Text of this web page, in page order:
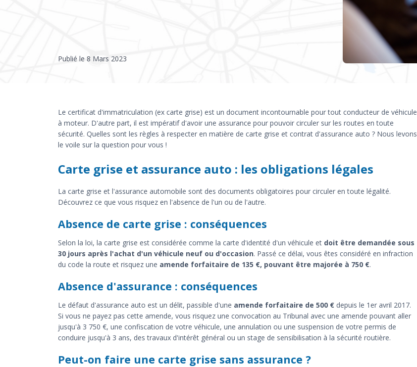
Publié le 8 Mars 2023
Le certificat d'immatriculation (ex carte grise) est un document incontournable pour tout conducteur de véhicule
à moteur. D'autre part, il est impératif d'avoir une assurance pour pouvoir circuler sur les routes en toute
sécurité. Quelles sont les règles à respecter en matière de carte grise et contrat d'assurance auto ? Nous levons
le voile sur la question pour vous !
Carte grise et assurance auto : les obligations légales
La carte grise et l'assurance automobile sont des documents obligatoires pour circuler en toute légalité.
Découvrez ce que vous risquez en l'absence de l'un ou de l'autre.
Absence de carte grise : conséquences
Selon la loi, la carte grise est considérée comme la carte d'identité d'un véhicule et doit être demandée sous
30 jours après l'achat d'un véhicule neuf ou d'occasion. Passé ce délai, vous êtes considéré en infraction
du code la route et risquez une amende forfaitaire de 135 €, pouvant être majorée à 750 €.
Absence d'assurance : conséquences
Le défaut d'assurance auto est un délit, passible d'une amende forfaitaire de 500 € depuis le 1er avril 2017.
Si vous ne payez pas cette amende, vous risquez une convocation au Tribunal avec une amende pouvant aller
jusqu'à 3 750 €, une confiscation de votre véhicule, une annulation ou une suspension de votre permis de
conduire jusqu'à 3 ans, des travaux d'intérêt général ou un stage de sensibilisation à la sécurité routière.
Peut-on faire une carte grise sans assurance ?